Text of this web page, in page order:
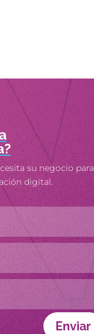
su negocio para
digital.
Enviar